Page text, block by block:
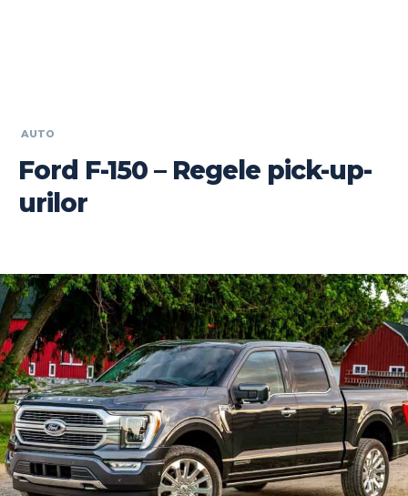
AUTO
Ford F-150 – Regele pick-up-
urilor